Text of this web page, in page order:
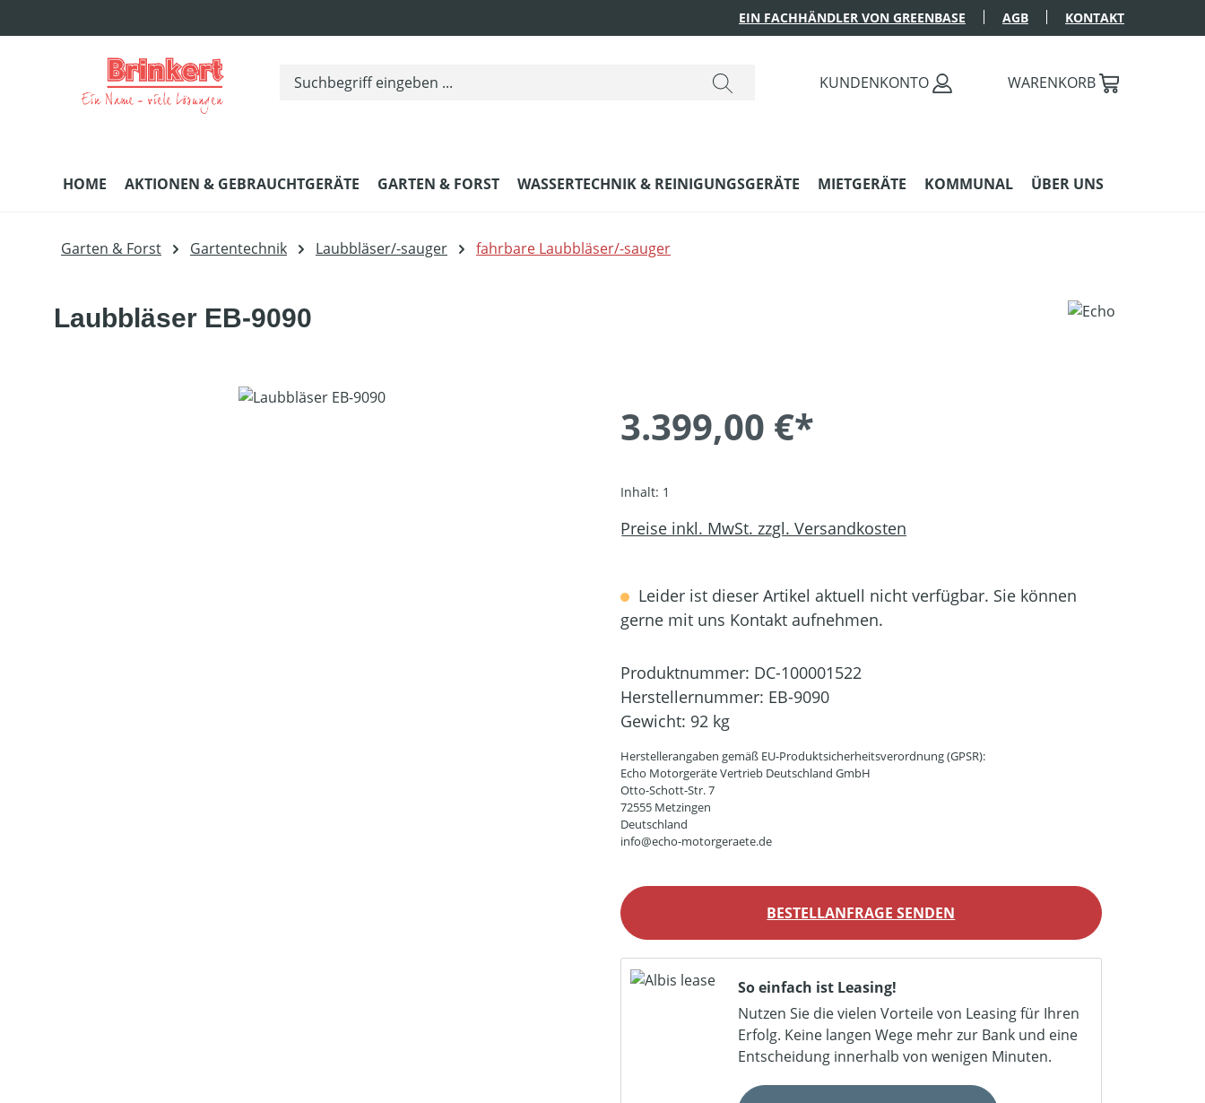
EIN FACHHÄNDLER VON GREENBASE AGB KONTAKT
KUNDENKONTO WARENKORB
HOME AKTIONEN & GEBRAUCHTGERÄTE GARTEN & FORST WASSERTECHNIK & REINIGUNGSGERÄTE MIETGERÄTE KOMMUNAL ÜBER UNS
Garten & Forst Gartentechnik Laubbläser/-sauger fahrbare Laubbläser/-sauger
Laubbläser EB-9090
3.399,00 €*
Inhalt: 1
Preise inkl. MwSt. zzgl. Versandkosten
Leider ist dieser Artikel aktuell nicht verfügbar. Sie können
gerne mit uns Kontakt aufnehmen.
Produktnummer: DC-100001522
Herstellernummer: EB-9090
Gewicht: 92 kg
Herstellerangaben gemäß EU-Produktsicherheitsverordnung (GPSR):
Echo Motorgeräte Vertrieb Deutschland GmbH
Otto-Schott-Str. 7
72555 Metzingen
Deutschland
info@echo-motorgeraete.de
BESTELLANFRAGE SENDEN
So einfach ist Leasing!
Nutzen Sie die vielen Vorteile von Leasing für Ihren
Erfolg. Keine langen Wege mehr zur Bank und eine
Entscheidung innerhalb von wenigen Minuten.